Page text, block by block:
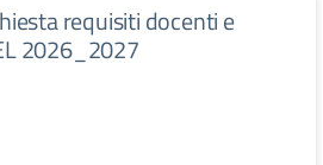
requisiti docenti e
2026_2027